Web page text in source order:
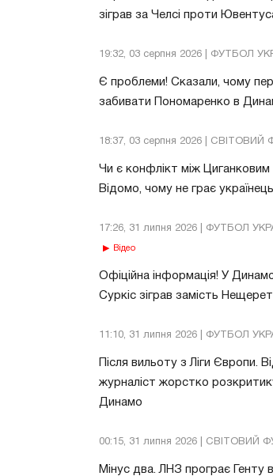
зіграв за Челсі проти
19:32, 03 серпня 2026 | ФУТБОЛ
Є проблеми! Сказали, чому
забивати Пономаренко в
18:37, 03 серпня 2026 | СВІТОВИЙ
Чи є конфлікт між
Відомо, чому не грає українець
17:26, 31 липня 2026 | ФУТБОЛ
Відео
Офіційна інформація! У
Суркіс зіграв замість
11:10, 31 липня 2026 | ФУТБОЛ
Після вильоту з Ліги Європи.
журналіст жорстко
Динамо
00:15, 31 липня 2026 | СВІТОВИЙ
Мінус два. ЛНЗ програє Генту в